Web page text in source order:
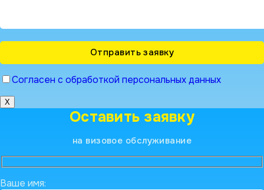
Согласен с обработкой персональных данных
X
Оставить заявку
на визовое обслуживание
Ваше имя: